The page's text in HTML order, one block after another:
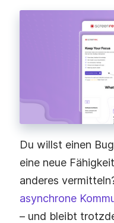
Du willst einen
eine neue
anderes
asynchrone
– und bleibt